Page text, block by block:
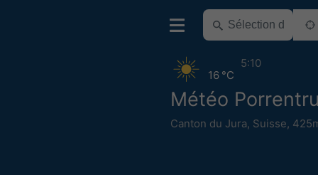
Météo
Canton du Jura, Suisse,
16 °C
5:10